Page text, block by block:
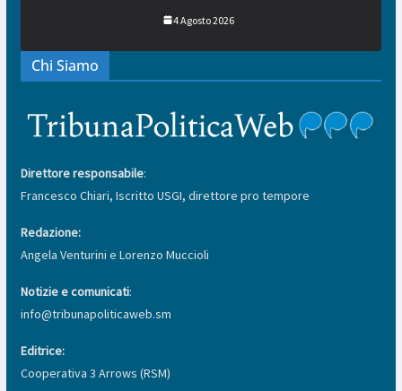
4 Agosto 2026
Chi Siamo
Direttore responsabile:
Francesco Chiari, Iscritto USGI, direttore pro tempore
Redazione:
Angela Venturini e Lorenzo Muccioli
Notizie e comunicati:
info@tribunapoliticaweb.sm
Editrice:
Cooperativa 3 Arrows (RSM)